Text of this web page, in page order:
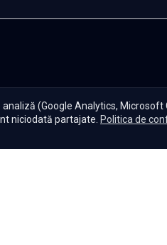
analiză (Google Analytics,
niciodată partajate. Politica de